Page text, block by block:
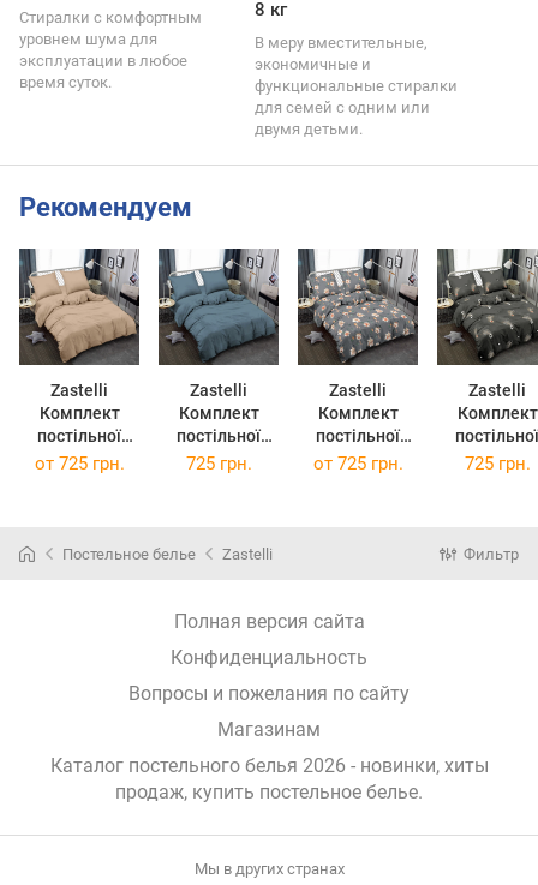
Стиралки с комфортным
уровнем шума для
эксплуатации в любое
время суток.
8 кг
В меру вместительные,
экономичные и
функциональные стиралки
для семей с одним или
двумя детьми.
Рекомендуем
Zastelli
Комплект
постільної
білизни Taffy
Zastelli
Комплект
постільної
білизни
Zastelli
Комплект
постільної
білизни
Zastelli
Комплект
постільної
білизни
жниварка
от 725 грн. 725 грн. от 725 грн. 725 грн.
Постельное белье Zastelli Фильтр
Полная версия сайта
Конфиденциальность
Вопросы и пожелания по сайту
Магазинам
Каталог постельного белья 2026 - новинки, хиты
продаж, купить постельное белье.
Мы в других странах